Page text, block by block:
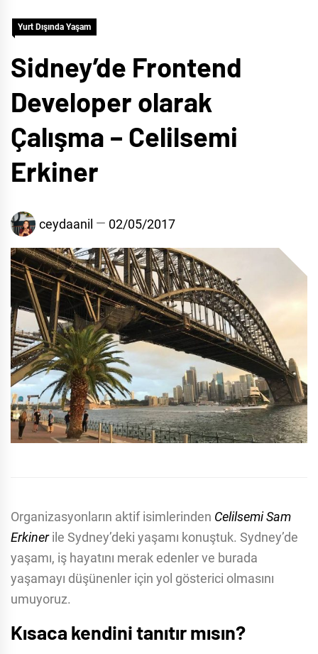
Yurt Dışında Yaşam
Sidney’de Frontend
Developer olarak
Çalışma – Celilsemi
Erkiner
ceydaanil 02/05/2017
Organizasyonların aktif isimlerinden Celilsemi Sam
Erkinerile Sydney’deki yaşamı konuştuk. Sydney’de
yaşamı, iş hayatını merak edenler ve burada
yaşamayı düşünenler için yol gösterici olmasını
umuyoruz.
Kısaca kendini tanıtır mısın?